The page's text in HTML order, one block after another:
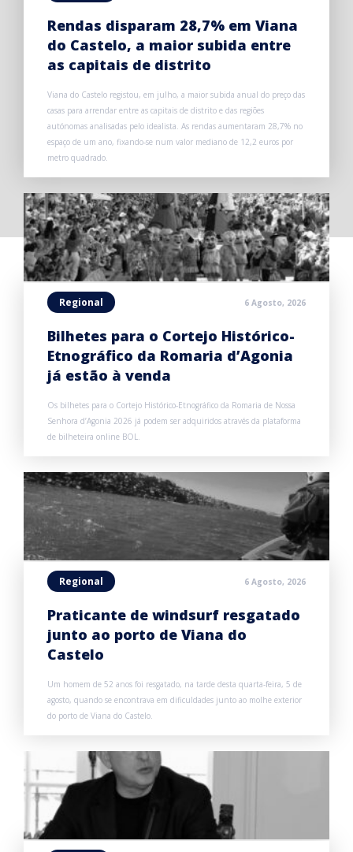
Rendas disparam 28,7% em Viana
do Castelo, a maior subida entre
as capitais de distrito
Viana do Castelo registou, em julho, a maior subida anual do preço das
casas para arrendar entre as capitais de distrito e das regiões
autónomas analisadas pelo idealista. As rendas aumentaram 28,7% no
espaço de um ano, fixando-se num valor mediano de 12,2 euros por
metro quadrado.
Regional 6 Agosto, 2026
Bilhetes para o Cortejo Histórico-
Etnográfico da Romaria d’Agonia
já estão à venda
Os bilhetes para o Cortejo Histórico-Etnográfico da Romaria de Nossa
Senhora d’Agonia 2026 já podem ser adquiridos através da plataforma
de bilheteira online BOL.
Regional 6 Agosto, 2026
Praticante de windsurf resgatado
junto ao porto de Viana do
Castelo
Um homem de 52 anos foi resgatado, na tarde desta quarta-feira, 5 de
agosto, quando se encontrava em dificuldades junto ao molhe exterior
do porto de Viana do Castelo.